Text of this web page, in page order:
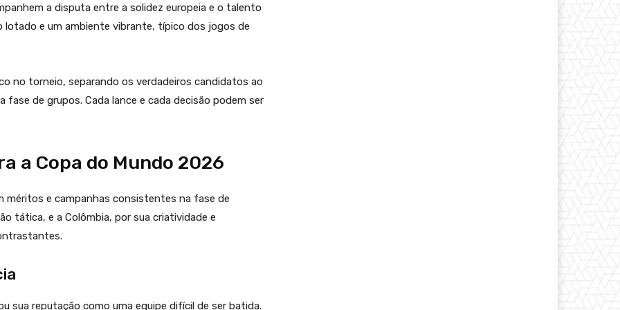
a disputa entre a solidez europeia e o talento
lotado e um ambiente vibrante, típico dos jogos de
no torneio, separando os verdadeiros candidatos ao
fase de grupos. Cada lance e cada decisão podem ser
a Copa do Mundo 2026
méritos e campanhas consistentes na fase de
tática, e a Colômbia, por sua criatividade e
sua reputação como uma equipe difícil de ser batida.